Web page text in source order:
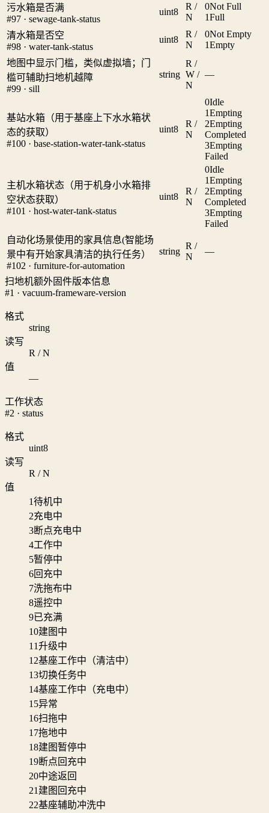
污水箱是否满
#97 · sewage-tank-status
uint8
R /
N
0Not Full
1Full
清水箱是否空
#98 · water-tank-status
uint8
R /
N
0Not Empty
1Empty
地图中显示门槛，类似虚拟墙；门
槛可辅助扫地机越障
#99 · sill
string
R /
W /
N
—
基站水箱（用于基座上下水水箱状
态的获取）
#100 · base-station-water-tank-status
uint8
R /
N
0Idle
1Empting
2Empting
Completed
3Empting
Failed
主机水箱状态（用于机身小水箱排
空状态获取）
#101 · host-water-tank-status
uint8
R /
N
0Idle
1Empting
2Empting
Completed
3Empting
Failed
自动化场景使用的家具信息(智能场
景中有开始家具清洁的执行任务）
#102 · furniture-for-automation
string
R /
N
—
扫地机额外固件版本信息
#1 · vacuum-frameware-version
格式
string
读写
R / N
值
—
工作状态
#2 · status
格式
uint8
读写
R / N
值
1待机中
2充电中
3断点充电中
4工作中
5暂停中
6回充中
7洗拖布中
8遥控中
9已充满
10建图中
11升级中
12基座工作中（清洁中）
13切换任务中
14基座工作中（充电中）
15异常
16扫拖中
17拖地中
18建图暂停中
19断点回充中
20中途返回
21 建图回充中
22基座辅助冲洗中